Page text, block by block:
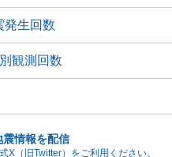
発生回数
観測回数
震情報を配信
X（旧Twitter）をご利用ください。